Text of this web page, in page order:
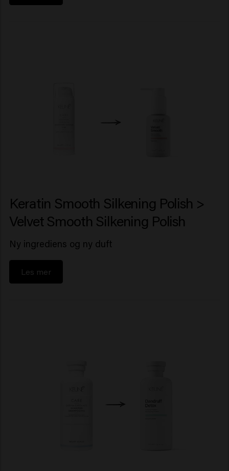
Keratin Smooth Silkening Polish >
Velvet Smooth Silkening Polish
Ny ingrediens og ny duft
Les mer